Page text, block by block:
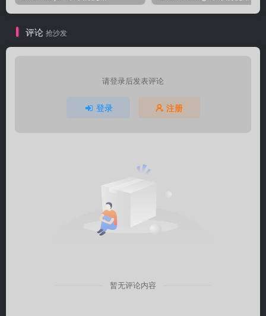
评论 抢沙发
请登录后发表评论
登录 注册
暂无评论内容